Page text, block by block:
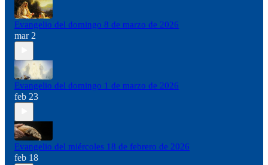
Evangelio del domingo 8 de marzo de 2026
mar 2
Evangelio del domingo 1 de marzo de 2026
feb 23
Evangelio del miércoles 18 de febrero de 2026
feb 18